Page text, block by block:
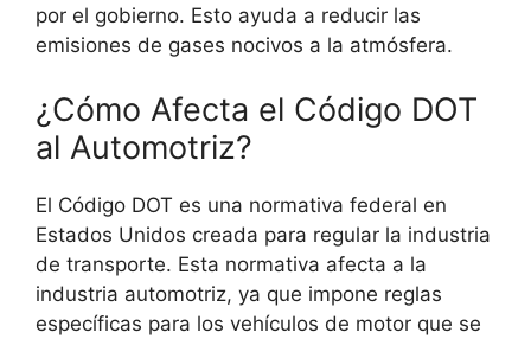
por el gobierno. Esto ayuda a reducir las
emisiones de gases nocivos a la atmósfera.
¿Cómo Afecta el Código DOT
al Automotriz?
El Código DOT es una normativa federal en
Estados Unidos creada para regular la industria
de transporte. Esta normativa afecta a la
industria automotriz, ya que impone reglas
específicas para los vehículos de motor que se